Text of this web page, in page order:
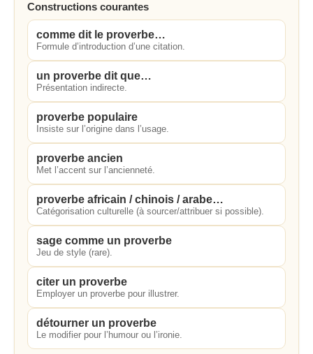
Constructions courantes
comme dit le proverbe…
Formule d’introduction d’une citation.
un proverbe dit que…
Présentation indirecte.
proverbe populaire
Insiste sur l’origine dans l’usage.
proverbe ancien
Met l’accent sur l’ancienneté.
proverbe africain / chinois / arabe…
Catégorisation culturelle (à sourcer/attribuer si possible).
sage comme un proverbe
Jeu de style (rare).
citer un proverbe
Employer un proverbe pour illustrer.
détourner un proverbe
Le modifier pour l’humour ou l’ironie.